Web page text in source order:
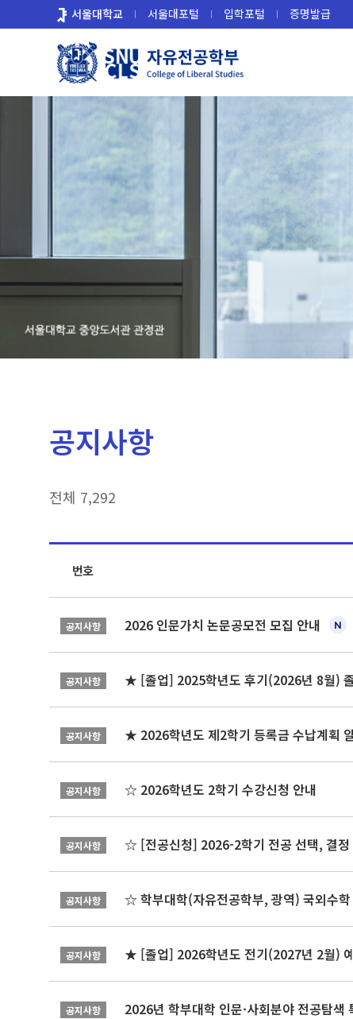
로
서울대학교 서울대포털 입학포털 증명발급
공지사항
전체 7,292
번호
공지사항 2026 인문가치 논문공모전 모집 안내
공지사항 ★ [졸업] 2025학년도 후기(2026년 8월)
공지사항 ★ 2026학년도 제2학기 등록금 수납계획
공지사항 ☆ 2026학년도 2학기 수강신청 안내
공지사항 ☆ [전공신청] 2026-2학기 전공 선택, 결정
공지사항 ☆ 학부대학(자유전공학부, 광역) 국외수
공지사항 ★ [졸업] 2026학년도 전기(2027년 2월)
공지사항 2026년 학부대학 인문·사회분야 전공탐